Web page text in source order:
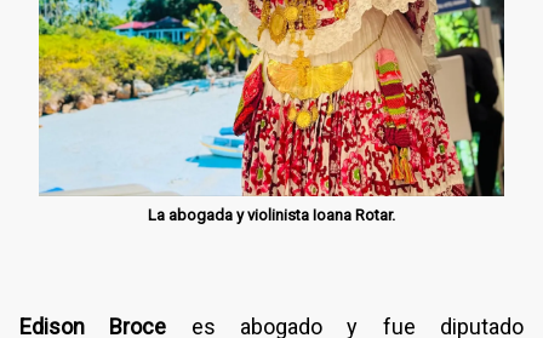
La abogada y violinista Ioana Rotar.
Edison Broce es abogado y fue diputado